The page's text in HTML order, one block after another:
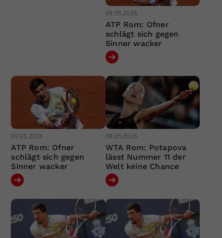
09.05.2026
ATP Rom: Ofner
schlägt sich gegen
Sinner wacker
09.05.2026
ATP Rom: Ofner
schlägt sich gegen
Sinner wacker
08.05.2026
WTA Rom: Potapova
lässt Nummer 11 der
Welt keine Chance